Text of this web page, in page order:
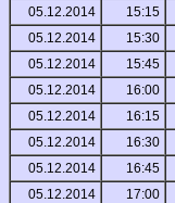
05.12.2014
15:15
05.12.2014
15:30
05.12.2014
15:45
05.12.2014
16:00
05.12.2014
16:15
05.12.2014
16:30
05.12.2014
16:45
05.12.2014
17:00